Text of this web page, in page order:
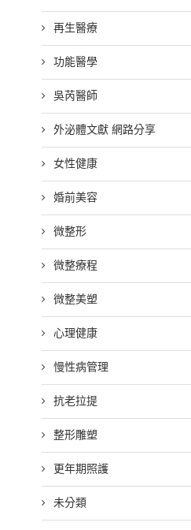
再生醫療
功能醫學
吳芮醫師
外泌體文獻 網路分享
女性健康
婚前美容
微整形
微整療程
微整美塑
心理健康
慢性病管理
抗老拉提
整形雕塑
更年期照護
未分類